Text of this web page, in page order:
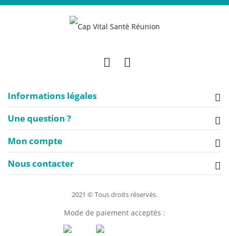
Informations légales
Une question ?
Mon compte
Nous contacter
2021 © Tous droits réservés.
Mode de paiement acceptés :